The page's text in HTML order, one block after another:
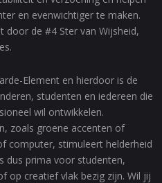
en evenwichtiger te maken.
de #4 Ster van Wijsheid,
Element en hierdoor is de
studenten en iedereen die
wil ontwikkelen.
zoals groene accenten of
computer, stimuleert helderheid
dus prima voor studenten,
op creatief vlak bezig zijn. Wil jij